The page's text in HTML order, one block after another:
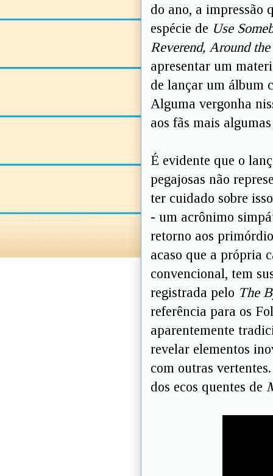
do ano, a impressão
espécie de Use
Reverend, Around
apresentar um
de lançar um álbum
Alguma vergonha
aos fãs mais
É evidente que o
pegajosas não
ter cuidado sobre
- um acrônimo
retorno aos
acaso que a própria
convencional, tem
registrada pelo The
referência para os
aparentemente
revelar elementos
com outras
dos ecos quentes de